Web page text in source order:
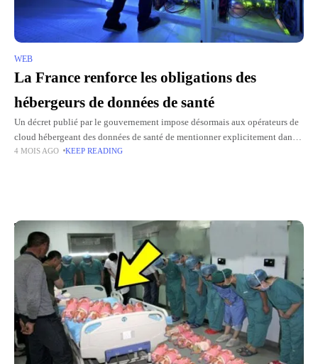
WEB
La France renforce les obligations des
hébergeurs de données de santé
Un décret publié par le gouvernement impose désormais aux opérateurs de
cloud hébergeant des données de santé de mentionner explicitement dans
leurs contrats les risques d'accès à ces données par
4 MOIS AGO KEEP READING
Top Picks for You